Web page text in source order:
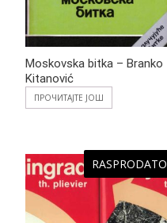
Moskovska bitka – Branko
Kitanović
ПРОЧИТАЈТЕ ЈОШ
RASPRODATO